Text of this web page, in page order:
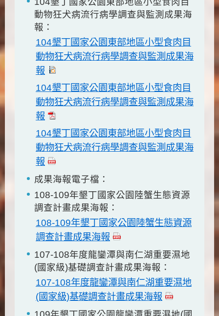
動物狂犬病流行病學調查與監測成果海
報：
104墾丁國家公園東部地區小型食肉目
動物狂犬病流行病學調查與監測成果海
報
104墾丁國家公園東部地區小型食肉目
動物狂犬病流行病學調查與監測成果海
報
104墾丁國家公園東部地區小型食肉目
動物狂犬病流行病學調查與監測成果海
報
成果海報電子檔：
108-109年墾丁國家公園陸蟹生態資源
調查計畫成果海報：
108-109年墾丁國家公園陸蟹生態資源
調查計畫成果海報
107-108年度龍鑾潭與南仁湖重要濕地
(國家級)基礎調查計畫成果海報：
107-108年度龍鑾潭與南仁湖重要濕地
(國家級)基礎調查計畫成果海報